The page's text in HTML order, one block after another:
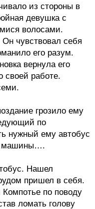
из стороны в
девушка с
волосами.
чувствовал себя
его разум.
вернула его
своей работе.
грозило ему
по
нужный ему автобус
машины….
Нашел
пришел в себя.
по поводу
ломать голову